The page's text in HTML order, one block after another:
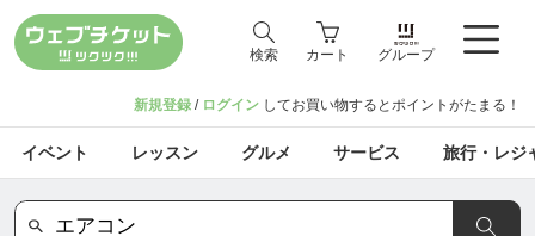
検索 カート グループ
新規登録 / ログイン してお買い物するとポイントがたまる！
イベント レッスン グルメ サービス 旅行・レジ